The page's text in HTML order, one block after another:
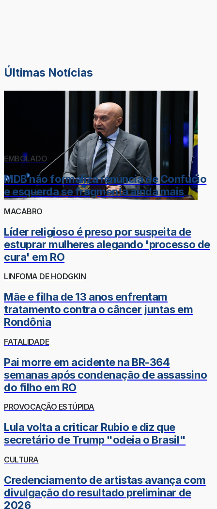
Últimas Notícias
EMBOLADO
MDB não formaliza renúncia de Confúcio
e esquerda se fragmenta ainda mais
MACABRO
Líder religioso é preso por suspeita de
estuprar mulheres alegando 'processo de
cura' em RO
LINFOMA DE HODGKIN
Mãe e filha de 13 anos enfrentam
tratamento contra o câncer juntas em
Rondônia
FATALIDADE
Pai morre em acidente na BR-364
semanas após condenação de assassino
do filho em RO
PROVOCAÇÃO ESTÚPIDA
Lula volta a criticar Rubio e diz que
secretário de Trump "odeia o Brasil"
CULTURA
Credenciamento de artistas avança com
divulgação do resultado preliminar de
2026